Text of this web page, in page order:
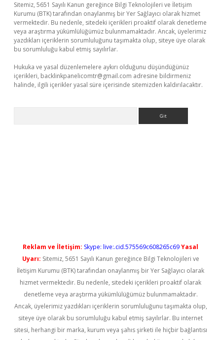
Sitemiz, 5651 Sayılı Kanun gereğince Bilgi Teknolojileri ve İletişim
Kurumu (BTK) tarafından onaylanmış bir Yer Sağlayıcı olarak hizmet
vermektedir. Bu nedenle, sitedeki içerikleri proaktif olarak denetleme
veya araştırma yükümlülüğümüz bulunmamaktadır. Ancak, üyelerimiz
yazdıkları içeriklerin sorumluluğunu taşımakta olup, siteye üye olarak
bu sorumluluğu kabul etmiş sayılırlar.
Hukuka ve yasal düzenlemelere aykırı olduğunu düşündüğünüz
içerikleri, backlinkpanelicomtr@gmail.com adresine bildirmeniz
halinde, ilgili içerikler yasal süre içerisinde sitemizden kaldırılacaktır.
Reklam ve İletişim: Skype: live:.cid.575569c608265c69Yasal
Uyarı: Sitemiz, 5651 Sayılı Kanun gereğince Bilgi Teknolojileri ve
İletişim Kurumu (BTK) tarafından onaylanmış bir Yer Sağlayıcı olarak
hizmet vermektedir. Bu nedenle, sitedeki içerikleri proaktif olarak
denetleme veya araştırma yükümlülüğümüz bulunmamaktadır.
Ancak, üyelerimiz yazdıkları içeriklerin sorumluluğunu taşımakta olup,
siteye üye olarak bu sorumluluğu kabul etmiş sayılırlar. Bu internet
sitesi, herhangi bir marka, kurum veya şahıs şirketi ile hiçbir bağlantısı